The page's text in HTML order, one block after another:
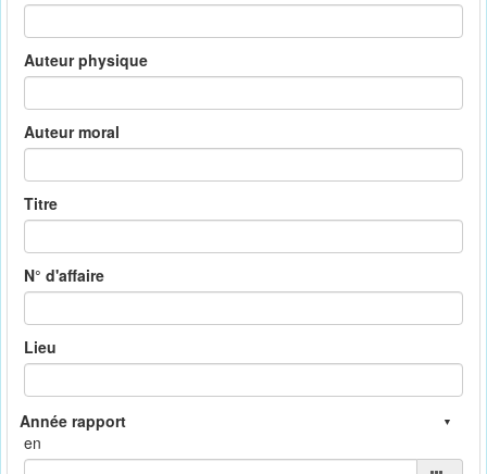
Auteur physique
Auteur moral
Titre
N° d'affaire
Lieu
en